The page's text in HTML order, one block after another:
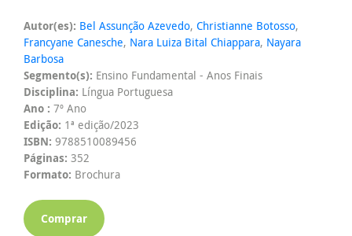
Autor(es): Bel Assunção Azevedo, Christianne Botosso,
Francyane Canesche, Nara Luiza Bital Chiappara, Nayara
Barbosa
Segmento(s): Ensino Fundamental - Anos Finais
Disciplina: Língua Portuguesa
Ano : 7º Ano
Edição: 1ª edição/2023
ISBN: 9788510089456
Páginas: 352
Formato: Brochura
Comprar